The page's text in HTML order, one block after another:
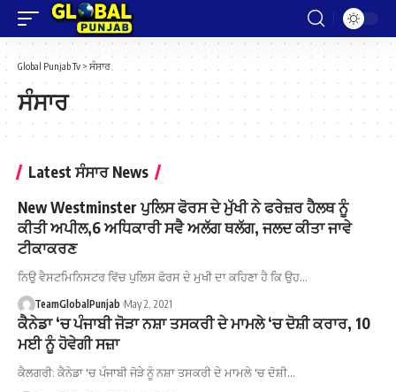
Global Punjab Tv > ਸੰਸਾਰ
ਸੰਸਾਰ
Latest ਸੰਸਾਰ News
New Westminster ਪੁਲਿਸ ਫੋਰਸ ਦੇ ਮੁੱਖੀ ਨੇ ਫਰੇਜ਼ਰ ਹੈਲਥ ਨੂੰ
ਕੀਤੀ ਅਪੀਲ,6 ਅਧਿਕਾਰੀ ਸਵੈ ਅਲੱਗ ਥਲੱਗ, ਜਲਦ ਕੀਤਾ ਜਾਵੇ
ਟੀਕਾਕਰਣ
ਨਿਉ ਵੈਸਟਮਿਨਿਸਟਰ ਵਿੱਚ ਪੁਲਿਸ ਫੋਰਸ ਦੇ ਮੁਖੀ ਦਾ ਕਹਿਣਾ ਹੈ ਕਿ ਉਹ…
TeamGlobalPunjab May 2, 2021
ਕੈਨੇਡਾ ‘ਚ ਪੰਜਾਬੀ ਜੋੜਾ ਨਸ਼ਾ ਤਸਕਰੀ ਦੇ ਮਾਮਲੇ ‘ਚ ਦੋਸ਼ੀ ਕਰਾਰ, 10
ਮਈ ਨੂੰ ਹੋਵੇਗੀ ਸਜ਼ਾ
ਕੈਲਗਰੀ: ਕੈਨੇਡਾ 'ਚ ਪੰਜਾਬੀ ਜੋੜੇ ਨੂੰ ਨਸ਼ਾ ਤਸਕਰੀ ਦੇ ਮਾਮਲੇ 'ਚ ਦੋਸ਼ੀ…